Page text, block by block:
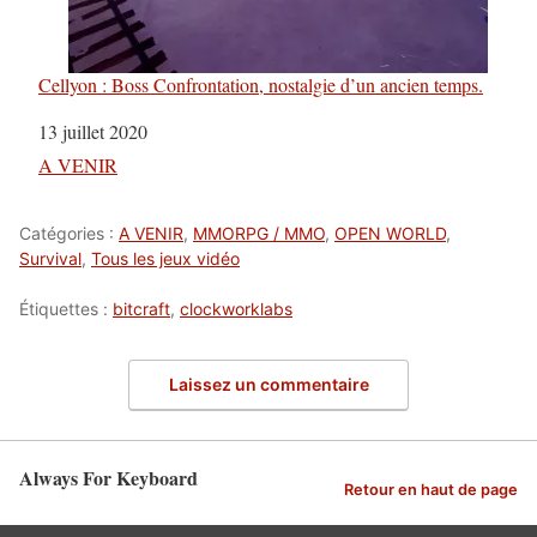
Cellyon : Boss Confrontation, nostalgie d’un ancien temps.
Date
13 juillet 2020
Par rapport à
A VENIR
Catégories : A VENIR, MMORPG / MMO, OPEN WORLD,
Survival, Tous les jeux vidéo
Étiquettes : bitcraft, clockworklabs
Laissez un commentaire
Always For Keyboard Retour en haut de page